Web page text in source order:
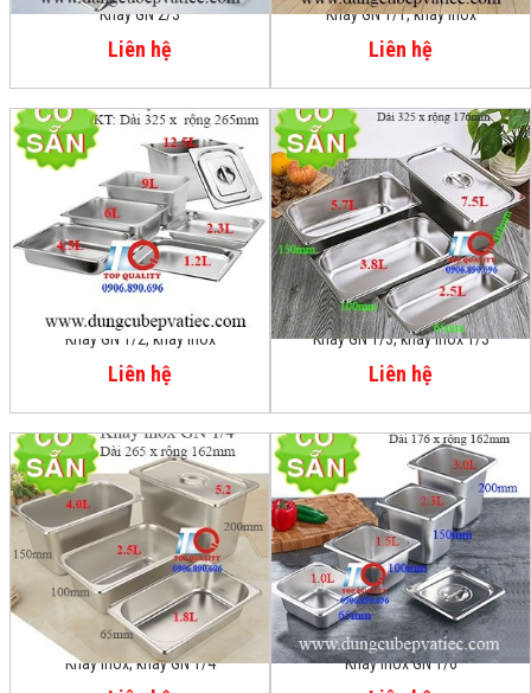
Khay GN 2/3
Liên hệ
Khay GN 1/1, khay inox
Liên hệ
Khay GN 1/2, khay inox
Liên hệ
Khay GN 1/3, khay inox 1/3
Liên hệ
Khay inox, khay GN 1/4 Khay inox GN 1/6